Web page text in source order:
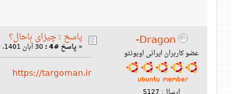
Dragon-
عضو کاربران ایرانی اوبونتو
پاسخ : چیزای باحال؟
« پاسخ #4 :
https://targoman.ir